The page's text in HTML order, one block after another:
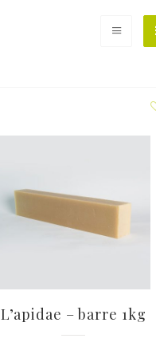
L’apidae – barre 1kg